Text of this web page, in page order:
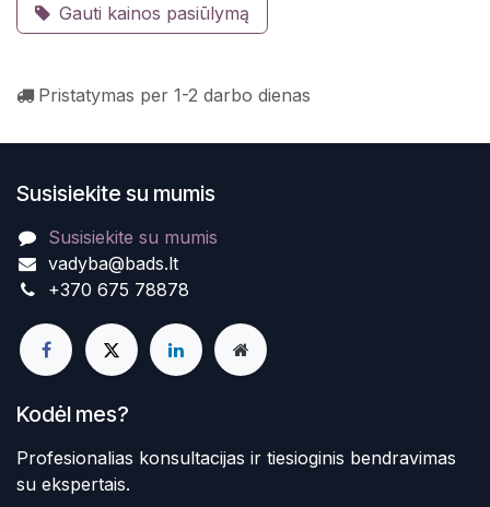
Gauti kainos pasiūlymą
Pristatymas per 1-2 darbo dienas
Susisiekite su mumis
Susisiekite su mumis
vadyba@bads.lt
+370 675 78878
Kodėl mes?
Profesionalias konsultacijas ir tiesioginis bendravimas
su ekspertais.